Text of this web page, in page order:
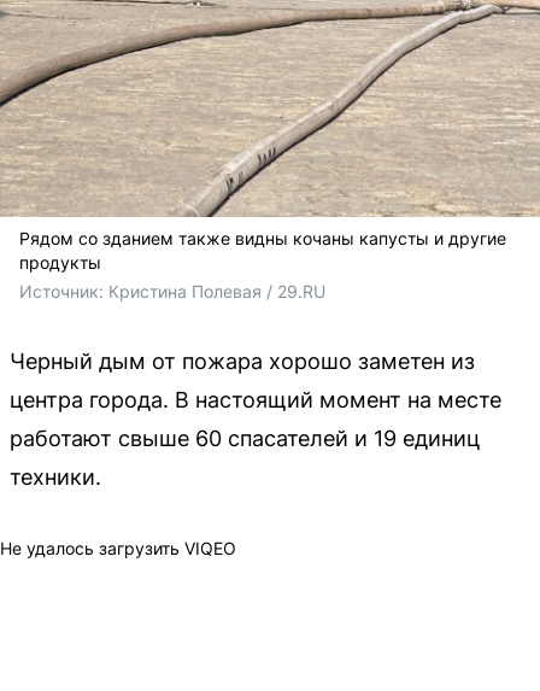
Рядом со зданием также видны кочаны капусты и другие
продукты
Источник: Кристина Полевая / 29.RU
Черный дым от пожара хорошо заметен из
центра города. В настоящий момент на месте
работают свыше 60 спасателей и 19 единиц
техники.
Не удалось загрузить VIQEO